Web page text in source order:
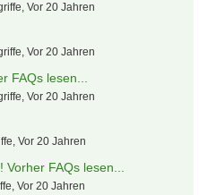
Vor 20 Jahren
Vor 20 Jahren
FAQs lesen...
Vor 20 Jahren
Vor 20 Jahren
FAQs lesen...
Vor 20 Jahren